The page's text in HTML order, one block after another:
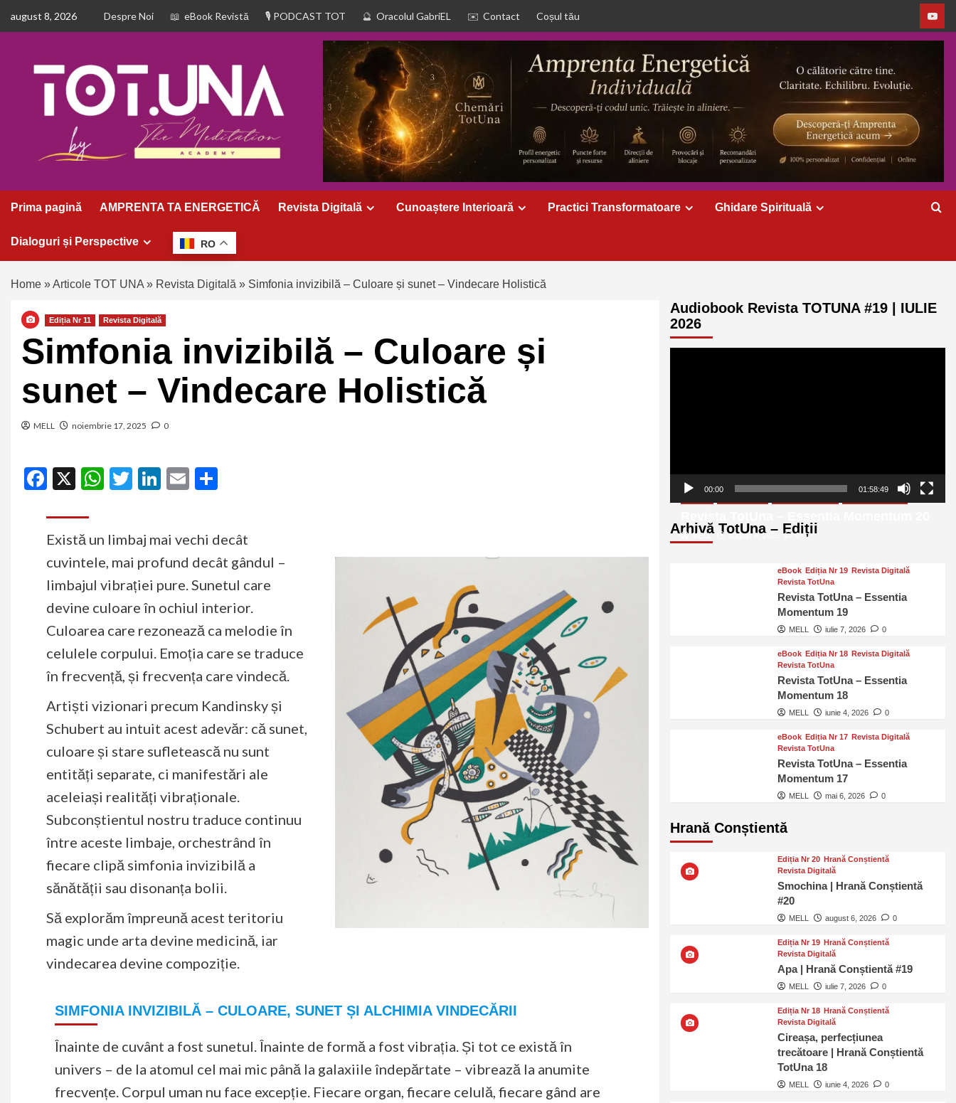
august 8, 2026 Despre Noi eBook Revistă PODCAST TOT Oracolul GabriEL Contact Coșul tău
Prima pagină AMPRENTA TA ENERGETICĂ Revista Digitală Cunoaștere Interioară Practici Transformatoare Ghidare Spirituală
Dialoguri și Perspective RO
Home »Articole TOT UNA » Revista Digitală » Simfonia invizibilă – Culoare și sunet – Vindecare Holistică
Ediția Nr 11 Revista Digitală
Simfonia invizibilă – Culoare și
sunet – Vindecare Holistică
MELL noiembrie 17, 2025 0
Facebook
X WhatsApp
Twitter
LinkedIn
Email
Există un limbaj mai vechi decât
cuvintele, mai profund decât gândul –
limbajul vibrației pure. Sunetul care
devine culoare în ochiul interior.
Culoarea care rezonează ca melodie în
celulele corpului. Emoția care se traduce
în frecvență, și frecvența care vindecă.
Artiști vizionari precum Kandinsky și
Schubert au intuit acest adevăr: că sunet,
culoare și stare sufletească nu sunt
entități separate, ci manifestări ale
aceleiași realități vibraționale.
Subconștientul nostru traduce continuu
între aceste limbaje, orchestrând în
fiecare clipă simfonia invizibilă a
sănătății sau disonanța bolii.
Să explorăm împreună acest teritoriu
magic unde arta devine medicină, iar
vindecarea devine compoziție.
SIMFONIA INVIZIBILĂ – CULOARE, SUNET ȘI ALCHIMIA VINDECĂRII
Înainte de cuvânt a fost sunetul. Înainte de formă a fost vibrația. Și tot ce există în
univers – de la atomul cel mai mic până la galaxiile îndepărtate – vibrează la anumite
frecvențe. Corpul uman nu face excepție. Fiecare organ, fiecare celulă, fiecare gând are
Audiobook Revista TOTUNA #19 | IULIE
2026
00:00 01:58:49
Arhivă TotUna – Ediții
MELL august 6, 2026 0
eBook Ediția Nr 19 Revista Digitală
Revista TotUna
Revista TotUna – Essentia
Momentum 19
MELL iulie 7, 2026 0
eBook Ediția Nr 18 Revista Digitală
Revista TotUna
Revista TotUna – Essentia
Momentum 18
MELL iunie 4, 2026 0
eBook Ediția Nr 17 Revista Digitală
Revista TotUna
Revista TotUna – Essentia
Momentum 17
MELL mai 6, 2026 0
Hrană Conștientă
Ediția Nr 20 Hrană Conștientă
Revista Digitală
Smochina | Hrană Conștientă
#20
MELL august 6, 2026 0
Ediția Nr 19 Hrană Conștientă
Revista Digitală
Apa | Hrană Conștientă #19
MELL iulie 7, 2026 0
Ediția Nr 18 Hrană Conștientă
Revista Digitală
Cireașa, perfecțiunea
trecătoare | Hrană Conștientă
TotUna 18
MELL iunie 4, 2026 0